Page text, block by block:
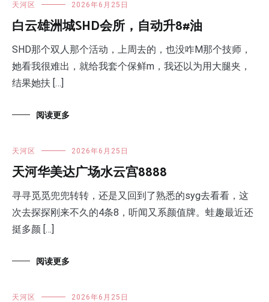
天河区 2026年6月25日
白云雄洲城SHD会所，自动升8#油
SHD那个双人那个活动，上周去的，也没咋M那个技师，
她看我很难出，就给我套个保鲜m，我还以为用大腿夹，
结果她扶 […]
阅读更多
天河区 2026年6月25日
天河华美达广场水云宫8888
寻寻觅觅兜兜转转，还是又回到了熟悉的syg去看看，这
次去探探刚来不久的4条8，听闻又系颜值牌。蛙趣最近还
挺多颜 […]
阅读更多
天河区 2026年6月25日